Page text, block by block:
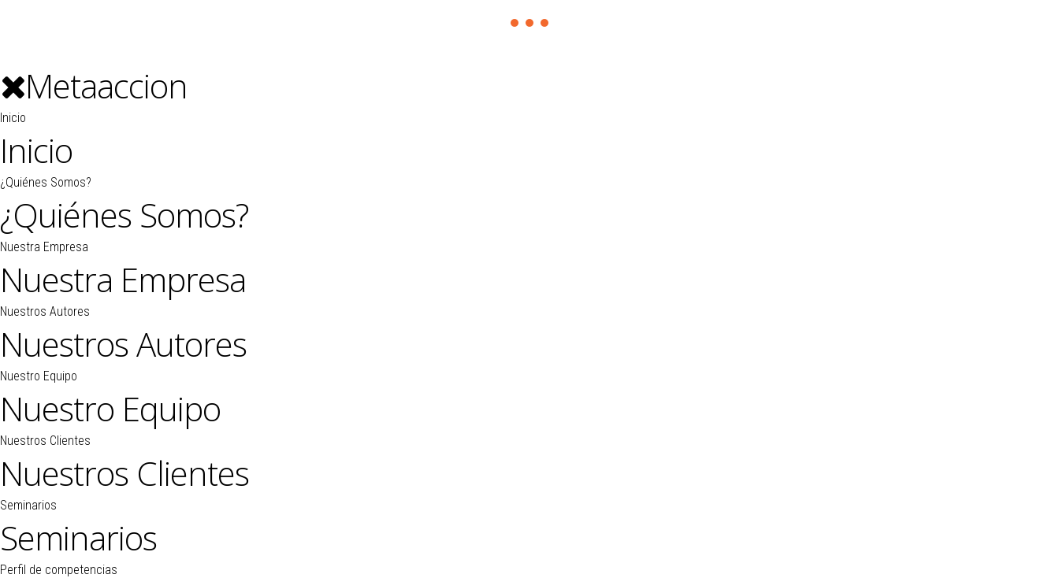
Metaaccion
Inicio
Inicio
¿Quiénes Somos?
¿Quiénes Somos?
Nuestra Empresa
Nuestra Empresa
Nuestros Autores
Nuestros Autores
Nuestro Equipo
Nuestro Equipo
Nuestros Clientes
Nuestros Clientes
Seminarios
Seminarios
Perfil de competencias